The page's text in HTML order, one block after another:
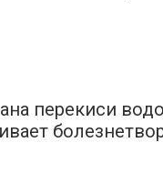
перекиси